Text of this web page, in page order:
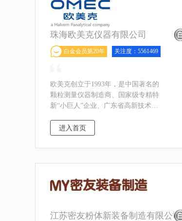
珠海欧美克仪器有限公司
白金会员第20年 关注度：5561469
欧美克创立于1993年，是中国著名的
颗粒测量仪器制造商、国家级专精特
新“小巨人”企业、广东省高新技术企
术研究中心，具有深厚的测量理论研
究功底和活跃的技术创新能力，取得
多
进入首页
江苏密友粉体新装备制造有限公司